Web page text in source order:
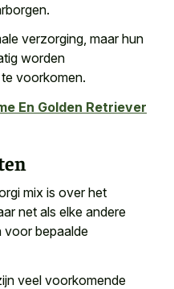
verzorging, maar hun
worden
voorkomen.
En Golden Retriever
mix is over het
net als elke andere
voor bepaalde
veel voorkomende